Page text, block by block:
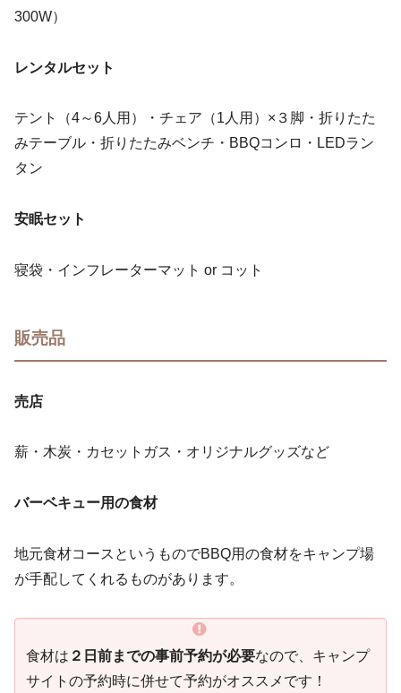
300W）
レンタルセット
テント（4～6人用）・チェア（1人用）×３脚・折りたた
みテーブル・折りたたみベンチ・BBQコンロ・LEDラン
タン
安眠セット
寝袋・インフレーターマット or コット
販売品
売店
薪・木炭・カセットガス・オリジナルグッズなど
バーベキュー用の食材
地元食材コースというものでBBQ用の食材をキャンプ場
が手配してくれるものがあります。
食材は ２日前までの事前予約が必要なので、キャンプ
サイトの予約時に併せて予約がオススメです！